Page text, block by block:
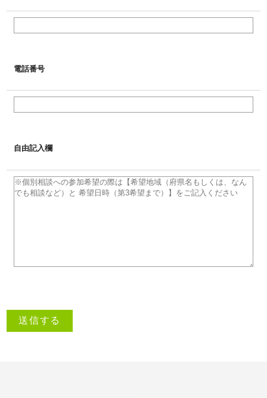
電話番号
自由記入欄